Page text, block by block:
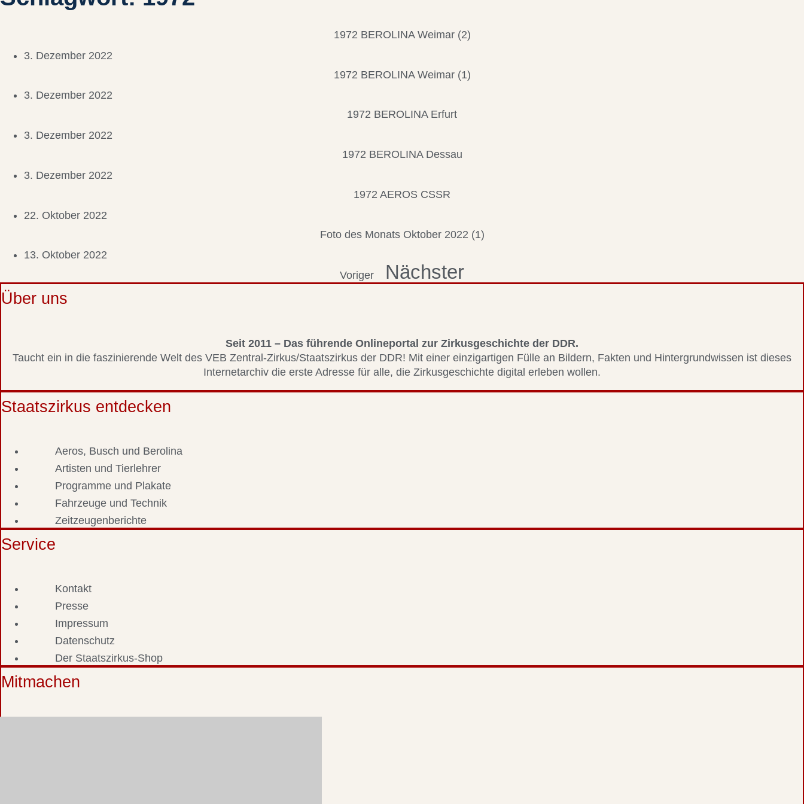
1972 BEROLINA Weimar (2)
3. Dezember 2022
1972 BEROLINA Weimar (1)
3. Dezember 2022
1972 BEROLINA Erfurt
3. Dezember 2022
1972 BEROLINA Dessau
3. Dezember 2022
1972 AEROS CSSR
22. Oktober 2022
Foto des Monats Oktober 2022 (1)
13. Oktober 2022
Voriger
Nächster
Über uns
Seit 2011 – Das führende Onlineportal zur Zirkusgeschichte der DDR.
Taucht ein in die faszinierende Welt des VEB Zentral-Zirkus/Staatszirkus der DDR! Mit einer einzigartigen Fülle an Bildern, Fakten und Hintergrundwissen ist dieses
Internetarchiv die erste Adresse für alle, die Zirkusgeschichte digital erleben wollen.
Staatszirkus entdecken
Aeros, Busch und Berolina
Artisten und Tierlehrer
Programme und Plakate
Fahrzeuge und Technik
Zeitzeugenberichte
Service
Kontakt
Presse
Impressum
Datenschutz
Der Staatszirkus-Shop
Mitmachen